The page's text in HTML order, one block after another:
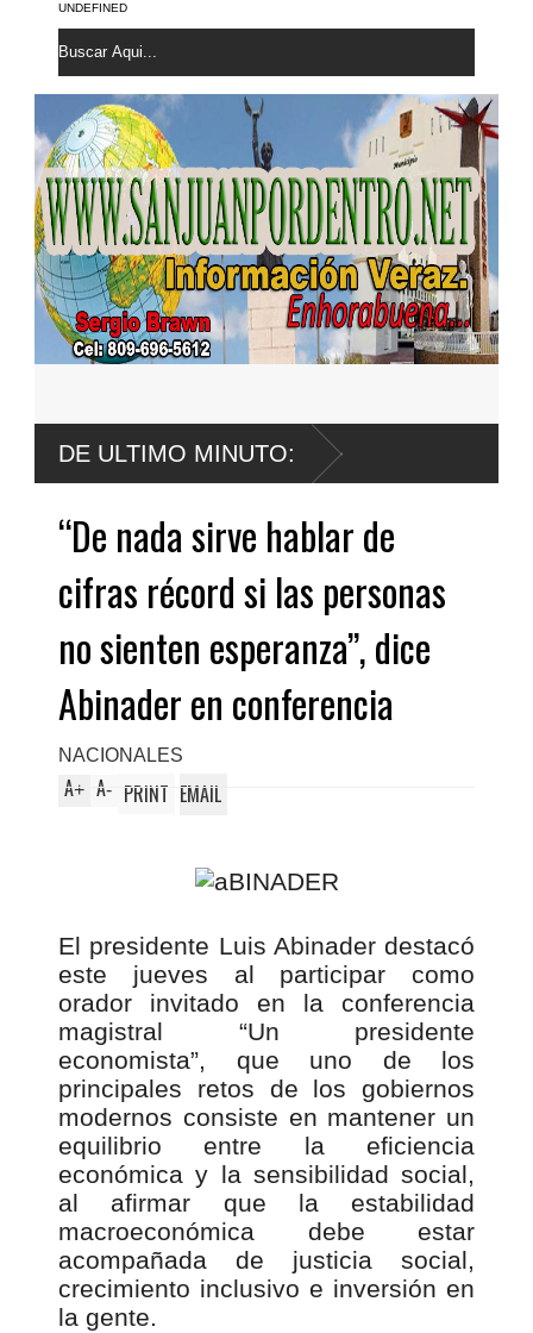
UNDEFINED
DE ULTIMO MINUTO:
del
“De nada sirve hablar de
cifras récord si las personas
no sienten esperanza”, dice
Abinader en conferencia
NACIONALES
A+ A- PRINT EMAIL
El presidente Luis Abinader destacó
este jueves al participar como
orador invitado en la conferencia
magistral “Un presidente
economista”, que uno de los
principales retos de los gobiernos
modernos consiste en mantener un
equilibrio entre la eficiencia
económica y la sensibilidad social,
al afirmar que la estabilidad
macroeconómica debe estar
acompañada de justicia social,
crecimiento inclusivo e inversión en
la gente.